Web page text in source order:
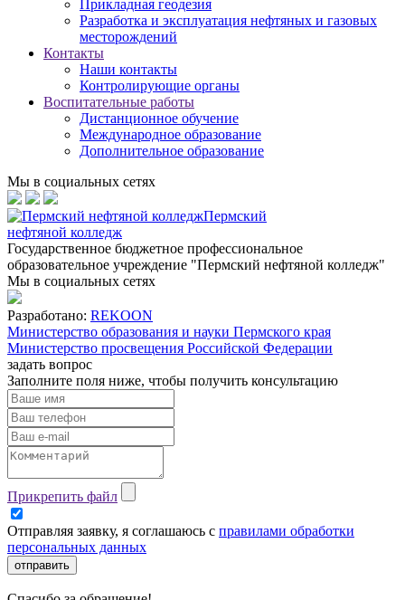
Прикладная геодезия
Разработка и эксплуатация нефтяных и газовых
месторождений
Контакты
Наши контакты
Контролирующие органы
Воспитательные работы
Дистанционное обучение
Международное образование
Дополнительное образование
Мы в социальных сетях
Пермский
нефтяной колледж
Государственное бюджетное профессиональное
образовательное учреждение "Пермский нефтяной колледж"
Мы в социальных сетях
Разработано: REKOON
Министерство образования и науки Пермского края
Министерство просвещения Российской Федерации
задать вопрос
Заполните поля ниже, чтобы получить консультацию
Прикрепить файл
Отправляя заявку, я соглашаюсь с правилами обработки
персональных данных
отправить